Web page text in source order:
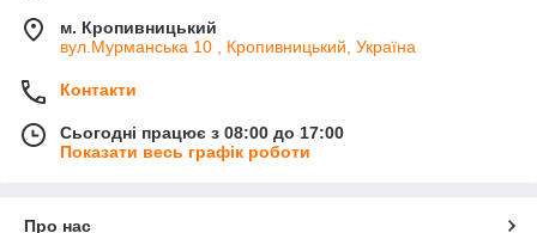
м. Кропивницький
вул.Мурманська 10 , Кропивницький, Україна
Контакти
Сьогодні працює з 08:00 до 17:00
Показати весь графік роботи
Про нас